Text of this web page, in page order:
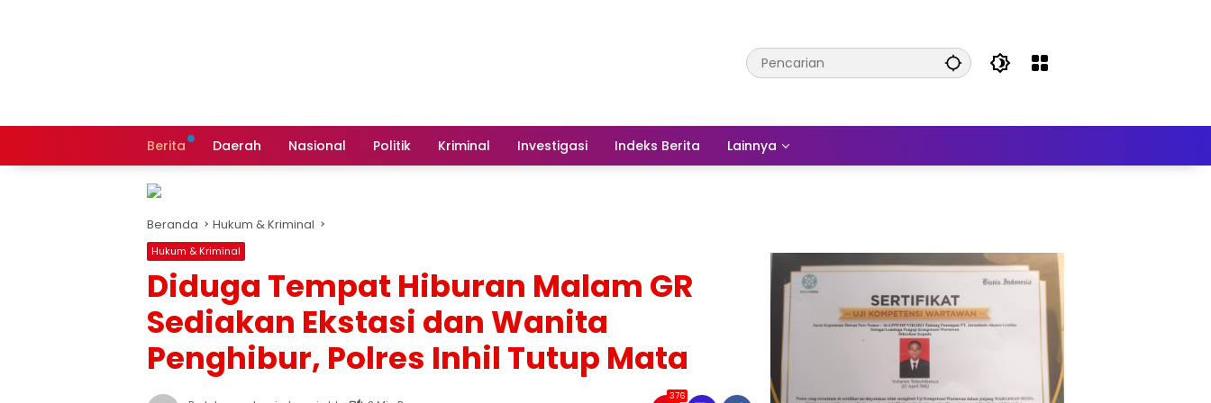
Berita Daerah Nasional Politik Kriminal Investigasi Indeks Berita Lainnya
Beranda Hukum & Kriminal
Hukum & Kriminal
Diduga Tempat Hiburan Malam GR
Sediakan Ekstasi dan Wanita
Penghibur, Polres Inhil Tutup Mata
376